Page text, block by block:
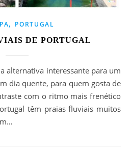
, PORTUGAL
DE PORTUGAL
dia quente, para quem gosta de
com o ritmo mais frenético
têm praias fluviais muitos